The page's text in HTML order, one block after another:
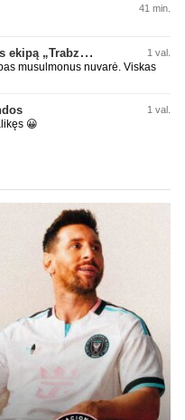
41 min.
M. Salah oficialiai persikėlė į Turkijos ekipą „Trabzonspor“ 1 val.
musulmonus nuvarė. Viskas
1 val.
😀